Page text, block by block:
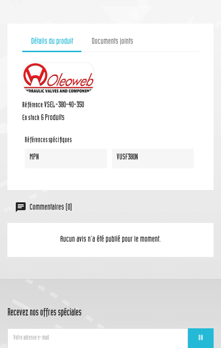
Détails du produit Documents joints
Référence VSEL-380-40-350
En stock6 Produits
Références spécifiques
MPN VUSF380N
Commentaires (0)
Aucun avis n'a été publié pour le moment.
Recevez nos offres spéciales